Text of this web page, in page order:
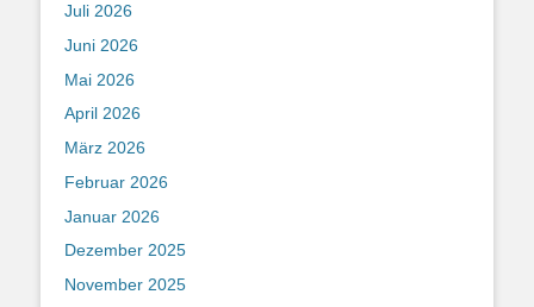
Juli 2026
Juni 2026
Mai 2026
April 2026
März 2026
Februar 2026
Januar 2026
Dezember 2025
November 2025